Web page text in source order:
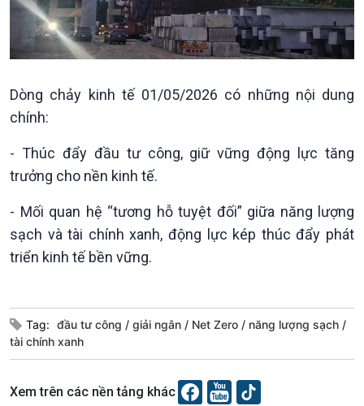
Kinh tế
Tin Kinh tế
Dòng chảy Kinh tế
Sức sống hàng Việt
Tuyên chiến với gian lận
thương mại
Nông nghiệp & Biển đảo
Tin Nông nghiệp & Biển
Mùa vàng
đảo
Tin Đời sống & Xã hội
360 độ Sức khỏe
Chuyển đổi Xanh
Chuyên gia của bạn
Tin Khoa học & Công nghệ
Sống chung với biến đổi
khí hậu
Dòng chảy kinh tế 01/05/2026 có những nội dung
chính:
- Thúc đẩy đầu tư công, giữ vững động lực tăng
trưởng cho nền kinh tế.
- Mối quan hệ “tương hỗ tuyệt đối” giữa năng lượng
sạch và tài chính xanh, động lực kép thúc đẩy phát
triển kinh tế bền vững.
Tag: đầu tư công giải ngân Net Zero
năng lượng sạch
tài chính xanh
Xem trên các nền tảng khác